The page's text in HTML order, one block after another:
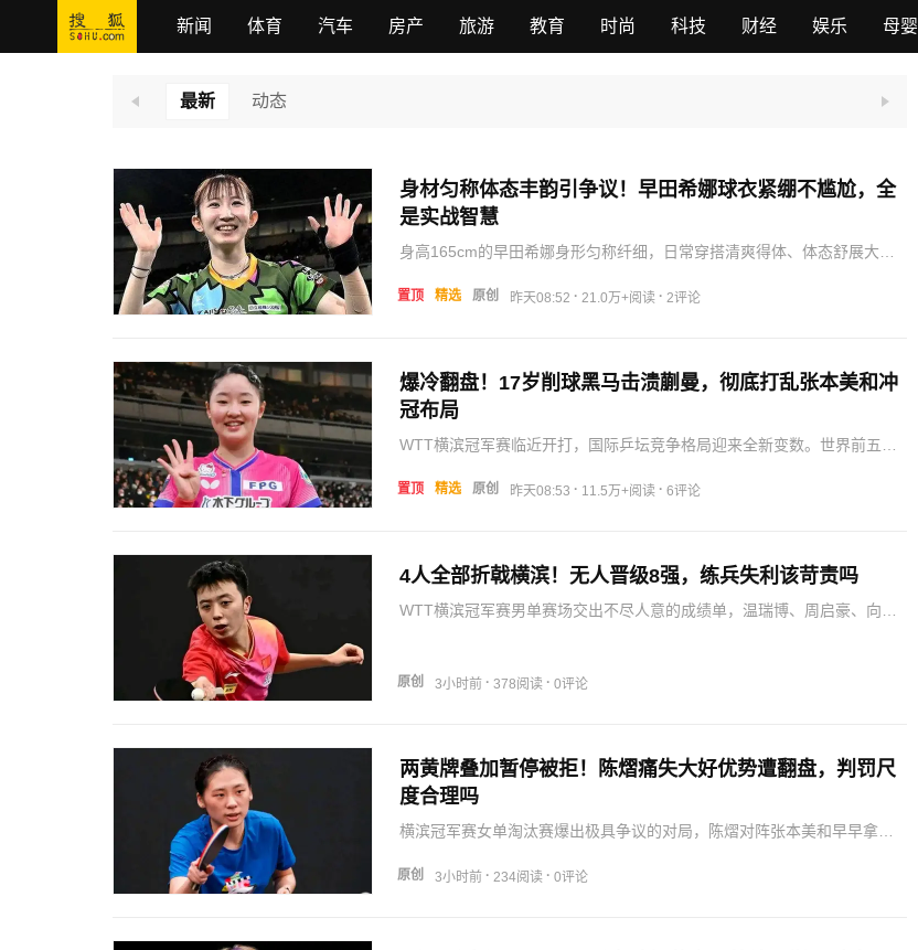
新闻 体育 汽车 房产 旅游 教育 时尚 科技 财经 娱乐 母婴
最新 动态
身材匀称体态丰韵引争议！早田希娜球衣紧绷不尴尬，全
是实战智慧
身高165cm的早田希娜身形匀称纤细，日常穿搭清爽得体、体态舒展大
身，大幅度跨步救球、转腰发力时勒痕清晰，再加上自身含背发力的习
置顶 精选 原创 昨天08:52 · 21.0万+阅读 · 2评论
爆冷翻盘！17岁削球黑马击溃蒯曼，彻底打乱张本美和冲
冠布局
WTT横滨冠军赛临近开打，国际乒坛竞争格局迎来全新变数。世界前五的
重大赛事均有亮眼发挥，是国乒重点防范的头号外协新星。此前蒯曼一直
置顶 精选 原创 昨天08:53 · 11.5万+阅读 · 6评论
4人全部折戟横滨！无人晋级8强，练兵失利该苛责吗
WTT横滨冠军赛男单赛场交出不尽人意的成绩单，温瑞博、周启豪、向
快速在网络蔓延。…
原创 3小时前 · 378阅读 · 0评论
两黄牌叠加暂停被拒！陈熠痛失大好优势遭翻盘，判罚尺
度合理吗
横滨冠军赛女单淘汰赛爆出极具争议的对局，陈熠对阵张本美和早早拿下
成大逆转。在孙颖莎、王曼昱缺席本站赛事的前提下，这名潜力新星本是
原创 3小时前 · 234阅读 · 0评论